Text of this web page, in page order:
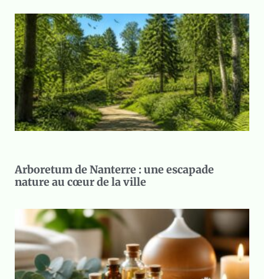
Arboretum de Nanterre : une escapade
nature au cœur de la ville